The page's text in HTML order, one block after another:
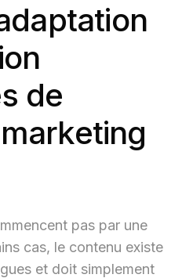
de
pas par une
cas, le contenu existe
et doit simplement